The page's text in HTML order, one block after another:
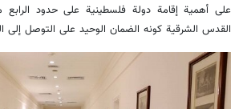
القدس الشرقية كونه الضمان الوحيد على التوصل إلى